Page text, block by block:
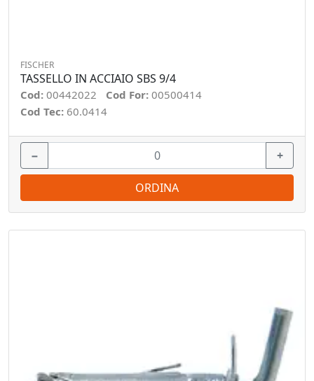
FISCHER
TASSELLO IN ACCIAIO SBS 9/4
Cod: 00442022 Cod For: 00500414
Cod Tec: 60.0414
− +
ORDINA